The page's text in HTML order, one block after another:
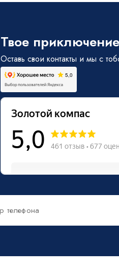
Твое
Оставь свои контакты и мы с